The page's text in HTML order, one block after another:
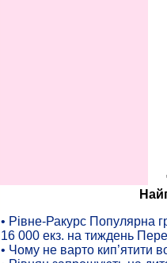
• Рiвне-Ракурс Популярна
16 000 екз. на тиждень
• Чому не варто кип’ятити